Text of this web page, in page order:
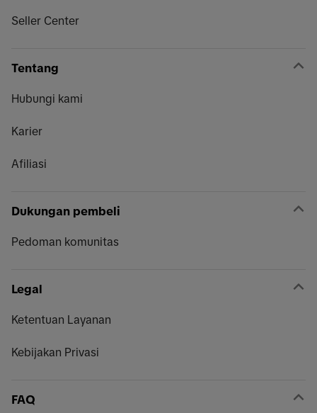
Seller Center
Tentang
Hubungi kami
Karier
Afiliasi
Dukungan pembeli
Pedoman komunitas
Legal
Ketentuan Layanan
Kebijakan Privasi
FAQ